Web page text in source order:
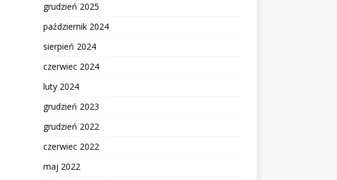
grudzień 2025
październik 2024
sierpień 2024
czerwiec 2024
luty 2024
grudzień 2023
grudzień 2022
czerwiec 2022
maj 2022